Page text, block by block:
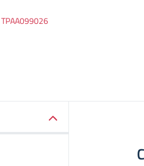
TPAA099026